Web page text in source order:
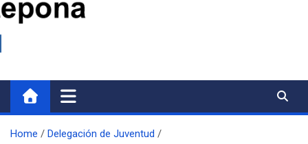
Home
Delegación de Juventud